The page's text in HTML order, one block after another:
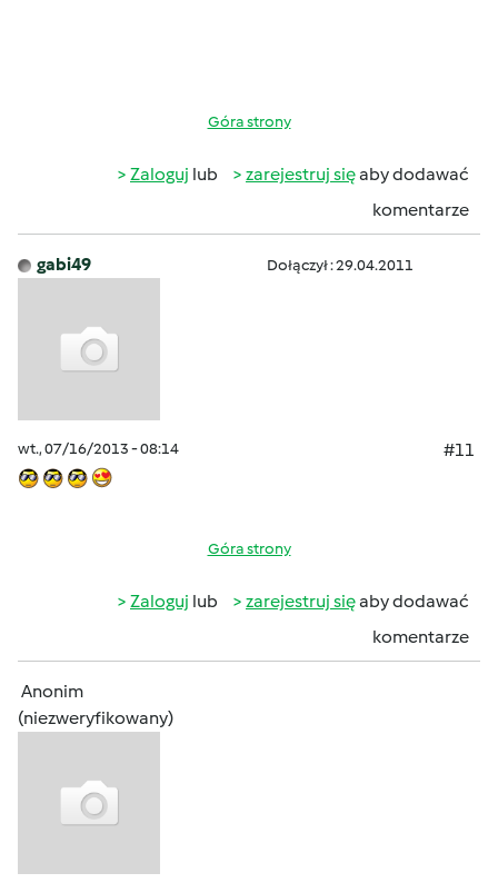
Góra strony
Zaloguj lub zarejestruj sięaby dodawać
komentarze
gabi49 Dołączył : 29.04.2011
wt., 07/16/2013 - 08:14 #11
Góra strony
Zaloguj lub zarejestruj sięaby dodawać
komentarze
Anonim
(niezweryfikowany)